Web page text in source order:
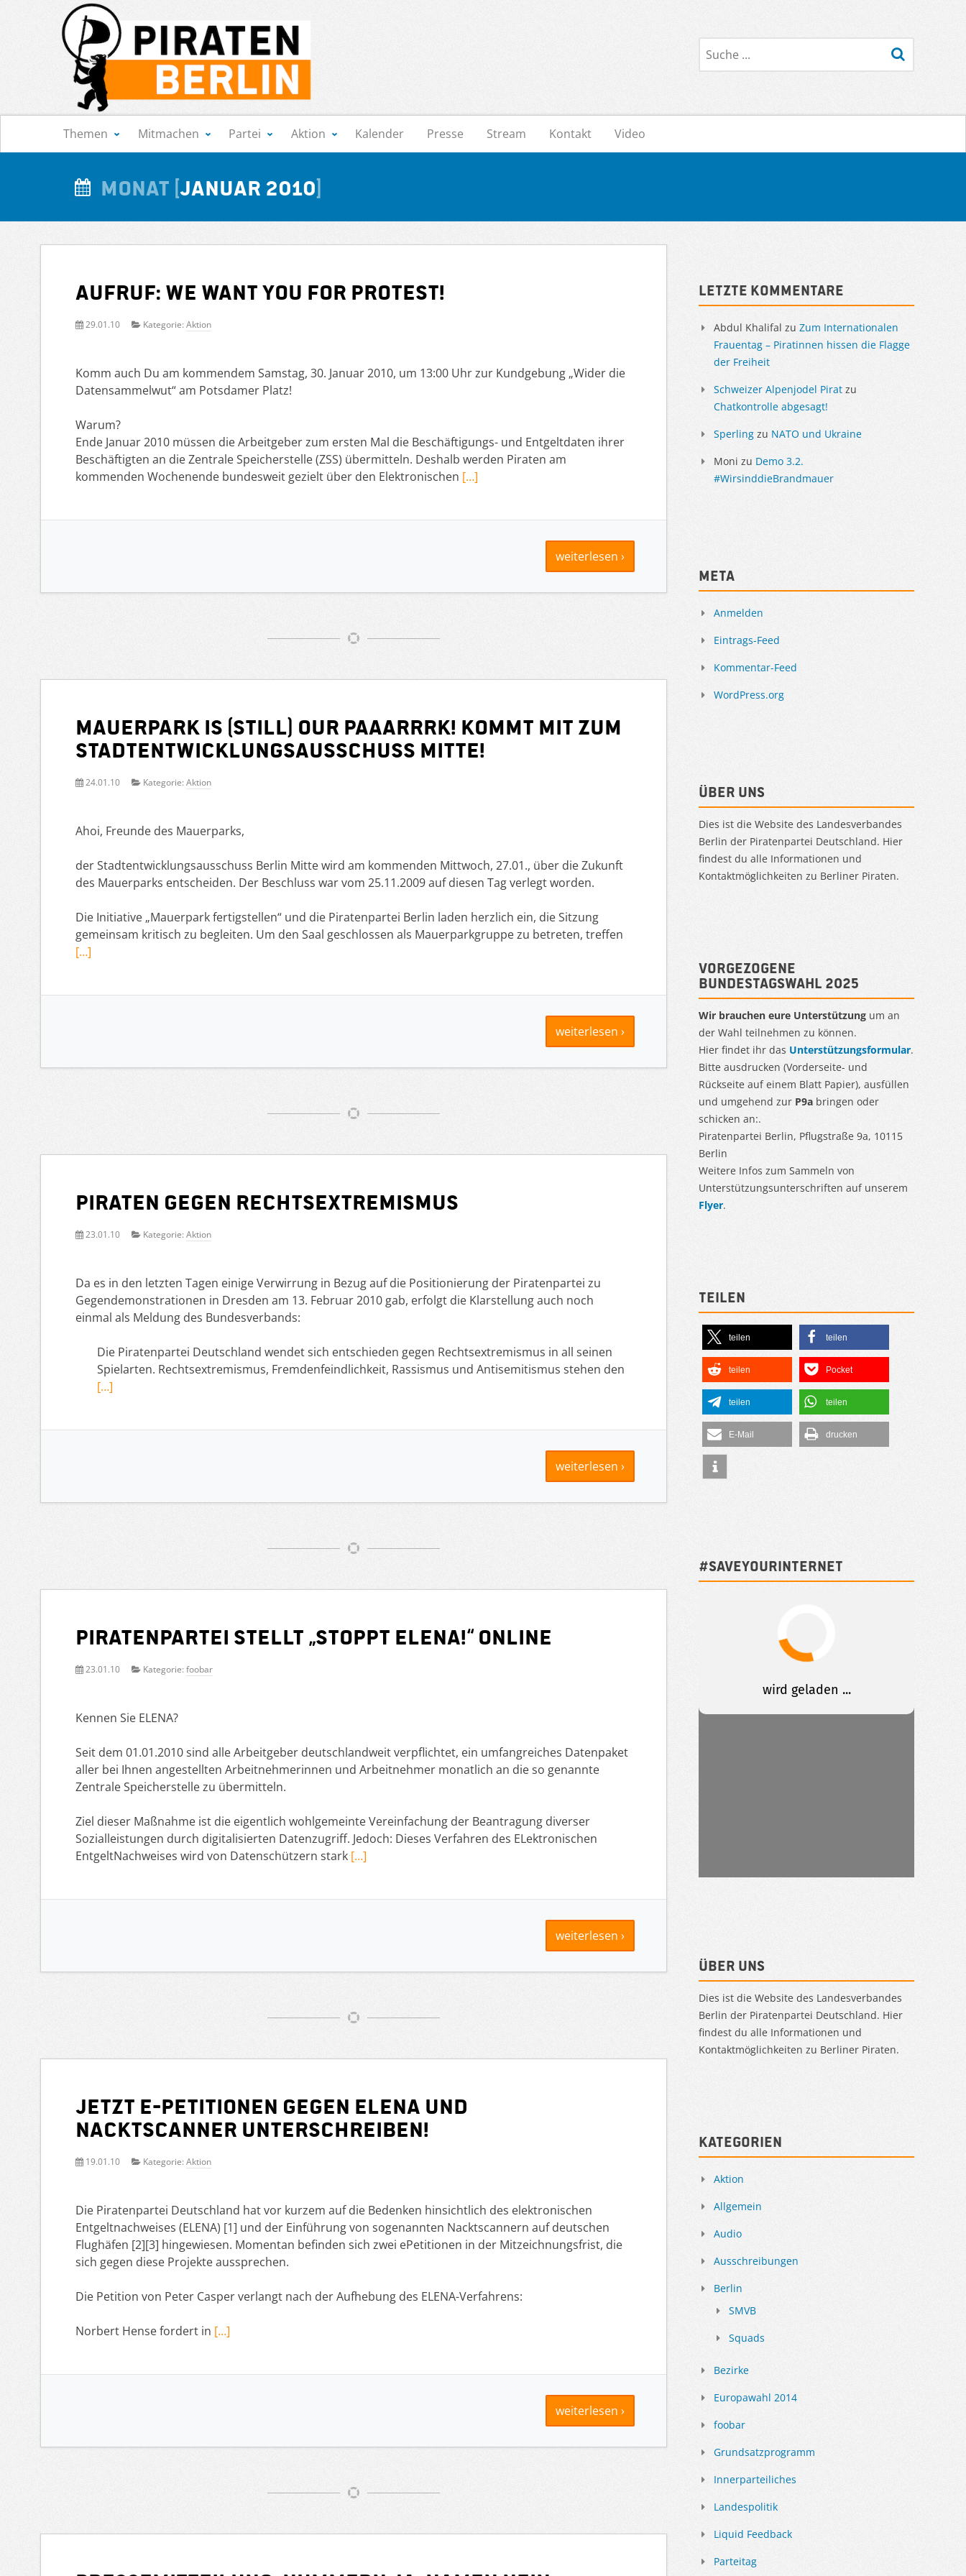
Suche
Navigation
Themen Mitmachen Partei Aktion Kalender Presse Stream Kontakt Video
Monat Januar 2010
Aufruf: We Want YOU for Protest!
29.01.10 Kategorie: Aktion
Komm auch Du am kommendem Samstag, 30. Januar 2010, um 13:00 Uhr zur Kundgebung „Wider die
Datensammelwut“ am Potsdamer Platz!
Warum?
Ende Januar 2010 müssen die Arbeitgeber zum ersten Mal die Beschäftigungs- und Entgeltdaten ihrer
Beschäftigten an die Zentrale Speicherstelle (ZSS) übermitteln. Deshalb werden Piraten am
kommenden Wochenende bundesweit gezielt über den Elektronischen […]
weiterlesen ›
Mauerpark is (still) our pAaarrrk! Kommt mit zum
Stadtentwicklungsausschuss Mitte!
24.01.10 Kategorie: Aktion
Ahoi, Freunde des Mauerparks,
der Stadtentwicklungsausschuss Berlin Mitte wird am kommenden Mittwoch, 27.01., über die Zukunft
des Mauerparks entscheiden. Der Beschluss war vom 25.11.2009 auf diesen Tag verlegt worden.
Die Initiative „Mauerpark fertigstellen“ und die Piratenpartei Berlin laden herzlich ein, die Sitzung
gemeinsam kritisch zu begleiten. Um den Saal geschlossen als Mauerparkgruppe zu betreten, treffen
[…]
weiterlesen ›
Piraten gegen Rechtsextremismus
23.01.10 Kategorie: Aktion
Da es in den letzten Tagen einige Verwirrung in Bezug auf die Positionierung der Piratenpartei zu
Gegendemonstrationen in Dresden am 13. Februar 2010 gab, erfolgt die Klarstellung auch noch
einmal als Meldung des Bundesverbands:
Die Piratenpartei Deutschland wendet sich entschieden gegen Rechtsextremismus in all seinen
Spielarten. Rechtsextremismus, Fremdenfeindlichkeit, Rassismus und Antisemitismus stehen den
[…]
weiterlesen ›
Piratenpartei stellt „Stoppt Elena!“ online
23.01.10 Kategorie: foobar
Kennen Sie ELENA?
Seit dem 01.01.2010 sind alle Arbeitgeber deutschlandweit verpflichtet, ein umfangreiches Datenpaket
aller bei Ihnen angestellten Arbeitnehmerinnen und Arbeitnehmer monatlich an die so genannte
Zentrale Speicherstelle zu übermitteln.
Ziel dieser Maßnahme ist die eigentlich wohlgemeinte Vereinfachung der Beantragung diverser
Sozialleistungen durch digitalisierten Datenzugriff. Jedoch: Dieses Verfahren des ELektronischen
EntgeltNachweises wird von Datenschützern stark […]
weiterlesen ›
Jetzt E-Petitionen gegen ELENA und
Nacktscanner unterschreiben!
19.01.10 Kategorie: Aktion
Die Piratenpartei Deutschland hat vor kurzem auf die Bedenken hinsichtlich des elektronischen
Entgeltnachweises (ELENA) [1] und der Einführung von sogenannten Nacktscannern auf deutschen
Flughäfen [2][3] hingewiesen. Momentan befinden sich zwei ePetitionen in der Mitzeichnungsfrist, die
sich gegen diese Projekte aussprechen.
Die Petition von Peter Casper verlangt nach der Aufhebung des ELENA-Verfahrens:
Norbert Hense fordert in […]
weiterlesen ›
Letzte Kommentare
Abdul Khalifal zu Zum Internationalen
Frauentag – Piratinnen hissen die Flagge
der Freiheit
Schweizer Alpenjodel Pirat zu
Chatkontrolle abgesagt!
Sperling zu NATO und Ukraine
Moni zu Demo 3.2.
#WirsinddieBrandmauer
Meta
Anmelden
Eintrags-Feed
Kommentar-Feed
WordPress.org
Über uns
Dies ist die Website des Landesverbandes
Berlin der Piratenpartei Deutschland. Hier
findest du alle Informationen und
Kontaktmöglichkeiten zu Berliner Piraten.
Vorgezogene
Bundestagswahl 2025
Wir brauchen eure Unterstützung um an
der Wahl teilnehmen zu können.
Hier findet ihr das Unterstützungsformular.
Bitte ausdrucken (Vorderseite- und
Rückseite auf einem Blatt Papier), ausfüllen
und umgehend zur P9a bringen oder
schicken an:.
Piratenpartei Berlin, Pflugstraße 9a, 10115
Berlin
Weitere Infos zum Sammeln von
Unterstützungsunterschriften auf unserem
Flyer.
Teilen
teilen teilen
teilen Pocket
teilen teilen
E-Mail drucken
#SAVEYOURINTERNET
Über uns
Dies ist die Website des Landesverbandes
Berlin der Piratenpartei Deutschland. Hier
findest du alle Informationen und
Kontaktmöglichkeiten zu Berliner Piraten.
Kategorien
Aktion
Allgemein
Audio
Ausschreibungen
Berlin
SMVB
Squads
Bezirke
Europawahl 2014
foobar
Grundsatzprogramm
Innerparteiliches
Landespolitik
Liquid Feedback
Parteitag